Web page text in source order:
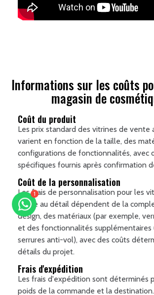
Informations sur les coûts
magasin de
Coût du produit
Les prix standard des vitrines de vente
varient en fonction de la taille, des
configurations de fonctionnalités, avec
spécifiques fournis après confirmation
Coût de la personnalisation
Les frais de personnalisation pour les
vente au détail dépendent de la
design, des matériaux (par exemple,
et des fonctionnalités supplémentaires
serrures anti-vol), avec des coûts
détails du projet.
Frais d'expédition
Les frais d'expédition sont déterminés
poids de la commande et la
1